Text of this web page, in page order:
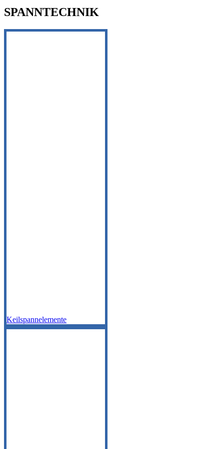
SPANNTECHNIK
Keilspannelemente